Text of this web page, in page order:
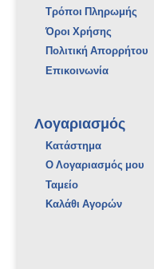
Τρόποι Πληρωμής
Όροι Χρήσης
Πολιτική Απορρήτου
Επικοινωνία
Λογαριασμός
Κατάστημα
Ο Λογαριασμός μου
Ταμείο
Καλάθι Αγορών